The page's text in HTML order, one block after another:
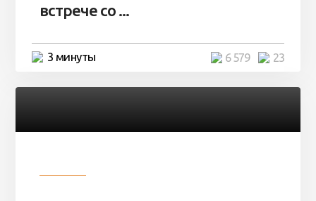
встрече со ...
3 минуты 23
6 579